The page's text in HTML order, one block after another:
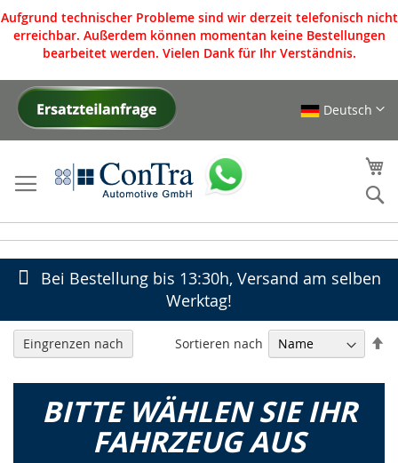
Aufgrund technischer Probleme sind wir derzeit telefonisch nicht
erreichbar. Außerdem können momentan keine Bestellungen
bearbeitet werden. Vielen Dank für Ihr Verständnis.
Direkt
Deutsch
Bei Bestellung bis 13:30h, Versand am selben
Werktag!
BITTE WÄHLEN SIE IHR
FAHRZEUG AUS
Sortieren nach
Eingrenzen nach